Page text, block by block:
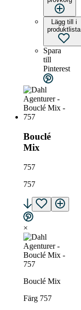
Lägg till i
produktlista
Spara
till
Pinterest
Bouclé
Mix
757
757
×
Bouclé Mix
Färg 757